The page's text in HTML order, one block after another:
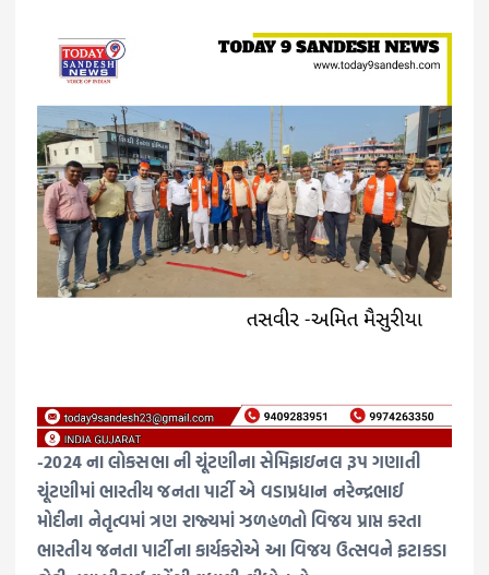
-2024 ના લોકસભા ની ચૂંટણીના સેમિફાઇનલ રૂપ ગણાતી
ચૂંટણીમાં ભારતીય જનતા પાર્ટી એ વડાપ્રધાન નરેન્દ્રભાઈ
મોદીના નેતૃત્વમાં ત્રણ રાજ્યમાં ઝળહળતો વિજય પ્રાપ્ત કરતા
ભારતીય જનતા પાર્ટીના કાર્યકરોએ આ વિજય ઉત્સવને ફટાકડા